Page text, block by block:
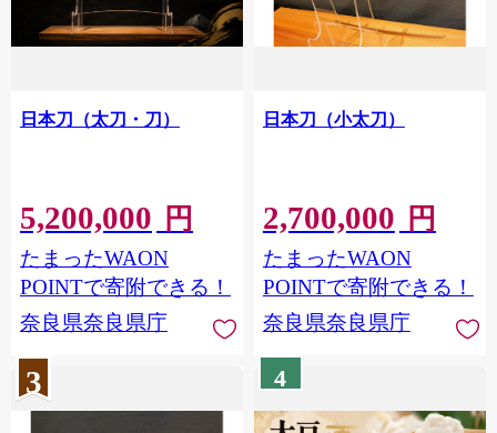
日本刀（太刀・刀）
5,200,000 円
たまったWAON
POINTで寄附できる！
奈良県奈良県庁
日本刀（小太刀）
2,700,000 円
たまったWAON
POINTで寄附できる！
奈良県奈良県庁
3 4